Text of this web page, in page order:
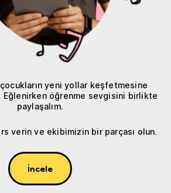
yeni yollar keşfetmesine
Eğlenirken öğrenme sevgisini birlikte
paylaşalım.
verin ve ekibimizin bir parçası olun.
İncele